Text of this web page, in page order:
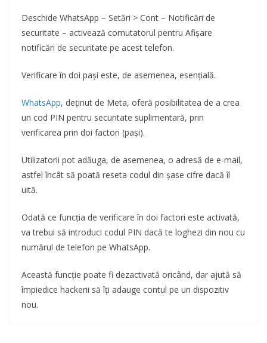
Deschide WhatsApp – Setări > Cont – Notificări de
securitate – activează comutatorul pentru Afișare
notificări de securitate pe acest telefon.
Verificare în doi pași este, de asemenea, esențială.
WhatsApp, deținut de Meta, oferă posibilitatea de a crea
un cod PIN pentru securitate suplimentară, prin
verificarea prin doi factori (pași).
Utilizatorii pot adăuga, de asemenea, o adresă de e-mail,
astfel încât să poată reseta codul din șase cifre dacă îl
uită.
Odată ce funcția de verificare în doi factori este activată,
va trebui să introduci codul PIN dacă te loghezi din nou cu
numărul de telefon pe WhatsApp.
Această funcție poate fi dezactivată oricând, dar ajută să
împiedice hackerii să îți adauge contul pe un dispozitiv
nou.